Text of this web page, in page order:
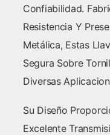
Confiabilidad.
Resistencia Y
Metálica, Estas
Segura Sobre
Diversas
Su Diseño
Excelente